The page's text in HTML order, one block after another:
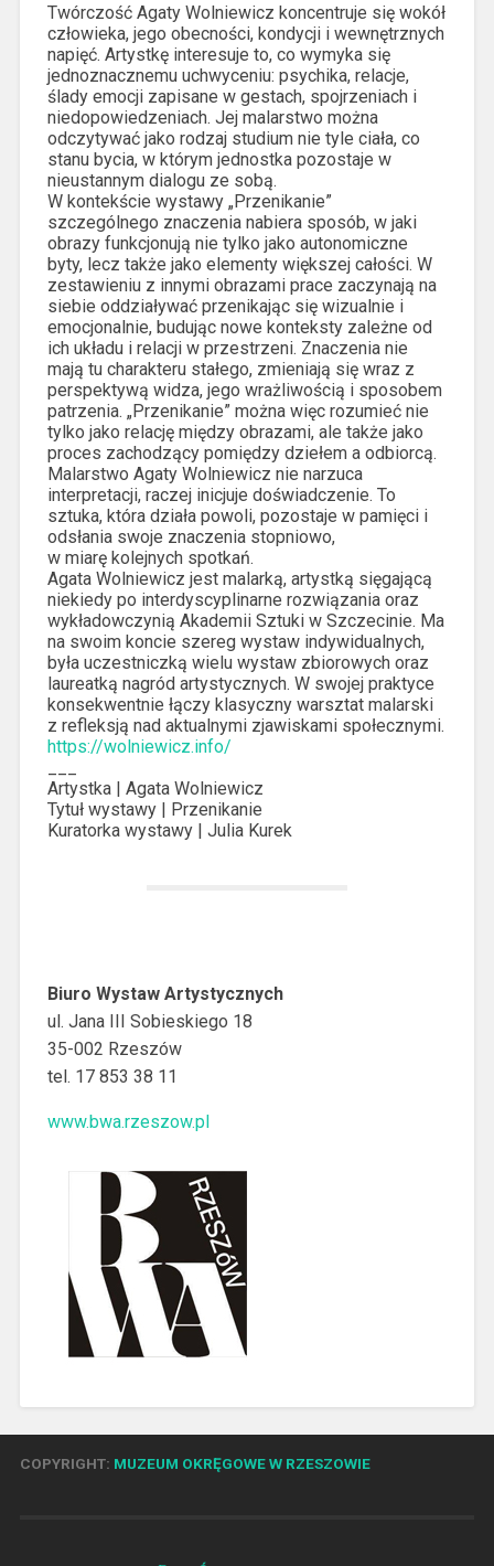
Twórczość Agaty Wolniewicz koncentruje się wokół
człowieka, jego obecności, kondycji i wewnętrznych
napięć. Artystkę interesuje to, co wymyka się
jednoznacznemu uchwyceniu: psychika, relacje,
ślady emocji zapisane w gestach, spojrzeniach i
niedopowiedzeniach. Jej malarstwo można
odczytywać jako rodzaj studium nie tyle ciała, co
stanu bycia, w którym jednostka pozostaje w
nieustannym dialogu ze sobą.
W kontekście wystawy „Przenikanie”
szczególnego znaczenia nabiera sposób, w jaki
obrazy funkcjonują nie tylko jako autonomiczne
byty, lecz także jako elementy większej całości. W
zestawieniu z innymi obrazami prace zaczynają na
siebie oddziaływać przenikając się wizualnie i
emocjonalnie, budując nowe konteksty zależne od
ich układu i relacji w przestrzeni. Znaczenia nie
mają tu charakteru stałego, zmieniają się wraz z
perspektywą widza, jego wrażliwością i sposobem
patrzenia. „Przenikanie” można więc rozumieć nie
tylko jako relację między obrazami, ale także jako
proces zachodzący pomiędzy dziełem a odbiorcą.
Malarstwo Agaty Wolniewicz nie narzuca
interpretacji, raczej inicjuje doświadczenie. To
sztuka, która działa powoli, pozostaje w pamięci i
odsłania swoje znaczenia stopniowo,
w miarę kolejnych spotkań.
Agata Wolniewicz jest malarką, artystką sięgającą
niekiedy po interdyscyplinarne rozwiązania oraz
wykładowczynią Akademii Sztuki w Szczecinie. Ma
na swoim koncie szereg wystaw indywidualnych,
była uczestniczką wielu wystaw zbiorowych oraz
laureatką nagród artystycznych. W swojej praktyce
konsekwentnie łączy klasyczny warsztat malarski
z refleksją nad aktualnymi zjawiskami społecznymi.
https://wolniewicz.info/
Artystka | Agata Wolniewicz
Tytuł wystawy | Przenikanie
Kuratorka wystawy | Julia Kurek
Biuro Wystaw Artystycznych
ul. Jana III Sobieskiego 18
35-002 Rzeszów
tel. 17 853 38 11
www.bwa.rzeszow.pl
COPYRIGHT: MUZEUM OKRĘGOWE W RZESZOWIE